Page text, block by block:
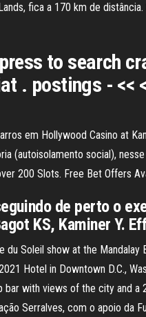
fica a 170 km de
to search
. postings - <<
em Hollywood Casino at
(autoisolamento social),
200 Slots. Free Bet Offers
de perto o
KS, Kaminer Y.
Soleil show at the
Hotel in Downtown D.C.,
with views of the city and
Serralves, com o apoio da